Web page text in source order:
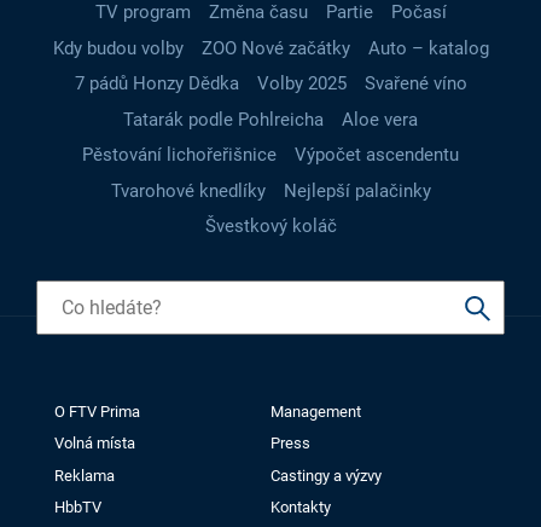
TV program
Změna času Partie
Počasí
Kdy budou volby
ZOO Nové začátky
Auto – katalog
7 pádů Honzy Dědka
Volby 2025
Svařené víno
Tatarák podle Pohlreicha
Aloe vera
Pěstování lichořeřišnice
Výpočet ascendentu
Tvarohové knedlíky
Nejlepší palačinky
Švestkový koláč
O FTV Prima
Management
Volná místa
Press
Reklama
Castingy a výzvy
HbbTV
Kontakty